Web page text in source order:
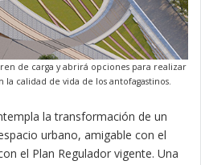
de carga y abrirá opciones para realizar
calidad de vida de los antofagastinos.
la transformación de un
urbano, amigable con el
el Plan Regulador vigente. Una